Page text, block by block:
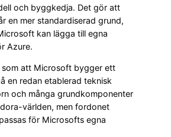
och byggkedja. Det gör att
en mer standardiserad grund,
kan lägga till egna
Azure.
som att Microsoft bygger ett
en redan etablerad teknisk
och många grundkomponenter
världen, men fordonet
för Microsofts egna